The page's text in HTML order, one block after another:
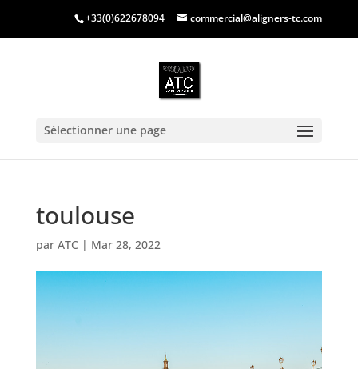
+33(0)622678094 commercial@aligners-tc.com
Sélectionner une page
toulouse
par ATC | Mar 28, 2022